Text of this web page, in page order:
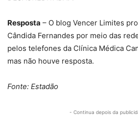
Resposta – O blog Vencer Limites
Cândida Fernandes por meio das
pelos telefones da Clínica Médica
mas não houve resposta.
Fonte: Estadão
- Continua depois da